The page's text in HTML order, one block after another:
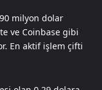
milyon dolar
ve Coinbase gibi
En aktif işlem çifti